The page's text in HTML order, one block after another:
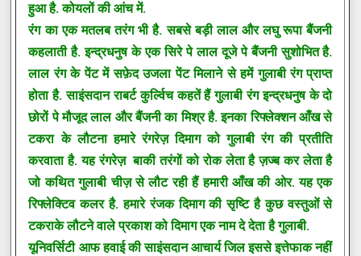
हुआ है. कोयलों की आंच में.
रंग का एक मतलब तरंग भी है. सबसे बड़ी लाल और लघु रूपा बैंजनी
कहलाती है. इन्द्रधनुष के एक सिरे पे लाल दूजे पे बैंजनी सुशोभित है.
लाल रंग के पेंट में सफ़ेद उजला पेंट मिलाने से हमें गुलाबी रंग प्राप्त
होता है. साइंसदान राबर्ट कुर्ल्विच कहतें हैं गुलाबी रंग इन्द्रधनुष के दो
छोरों पे मौजूद लाल और बैंजनी का मिश्र है. इनका रिफ्लेक्शन आँख से
टकरा के लौटना हमारे रंगरेज़ दिमाग को गुलाबी रंग की प्रतीति
करवाता है. यह रंगरेज़ बाकी तरंगों को रोक लेता है ज़ज्ब कर लेता है
जो कथित गुलाबी चीज़ से लौट रही हैं हमारी आँख की ओर. यह एक
रिफ्लेक्टिव कलर है. हमारे रंजक दिमाग की सृष्टि है कुछवस्तुओं से
टकराके लौटने वाले प्रकाश को दिमाग एक नाम दे देता है गुलाबी.
यूनिवर्सिटी आफ हवाई की साइंसदान आचार्य जिल इससे इत्तेफाक नहीं